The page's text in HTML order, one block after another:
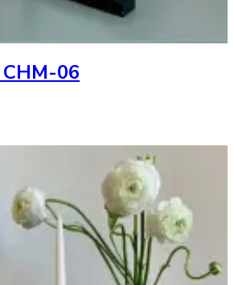
CHM-06